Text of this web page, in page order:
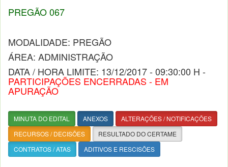
PREGÃO 067
MODALIDADE: PREGÃO
ÁREA: ADMINISTRAÇÃO
DATA / HORA LIMITE: 13/12/2017 - 09:30:00 H -
PARTICIPAÇÕES ENCERRADAS - EM
APURAÇÃO
MINUTA DO EDITAL ANEXOS
ALTERAÇÕES / NOTIFICAÇÕES
RECURSOS / DECISÕES
RESULTADO DO CERTAME
CONTRATOS / ATAS
ADITIVOS E RESCISÕES